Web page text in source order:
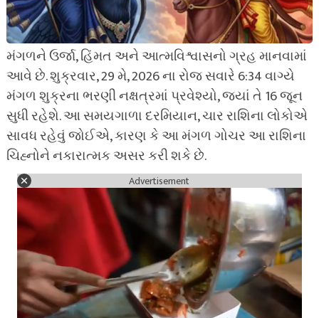
મંગળને ઉર્જા, હિંમત અને આત્મવિશ્વાસનો ગ્રહ માનવામાં
આવે છે. શુક્રવાર, 29 મે, 2026 ના રોજ સવારે 6:34 વાગ્યે
મંગળ શુક્રના ભરણી નક્ષત્રમાં પ્રવેશ્યો, જ્યાં તે 16 જૂન
સુધી રહેશે. આ સમયગાળા દરમિયાન, ચાર રાશિના લોકોએ
સાવધ રહેવું જોઈએ, કારણ કે આ મંગળ ગોચર આ રાશિના
ચિહ્નોને નકારાત્મક અસર કરી શકે છે.
Advertisement